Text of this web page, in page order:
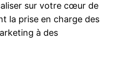
sur votre cœur de
la prise en charge des
à des